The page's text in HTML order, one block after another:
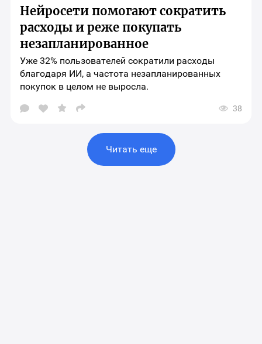
шаринга
Нейросети помогают сократить
расходы и реже покупать
незапланированное
Уже 32% пользователей сократили расходы
благодаря ИИ, а частота незапланированных
покупок в целом не выросла.
Открыть
социальных
сетей
для
шаринга
38
Читать еще